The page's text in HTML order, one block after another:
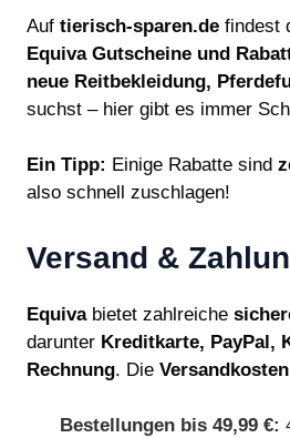
Auf tierisch-sparen.de findest
Equiva Gutscheine und
neue Reitbekleidung,
suchst – hier gibt es immer
Ein Tipp: Einige Rabatte sind
also schnell zuschlagen!
Versand &
Equivabietet zahlreiche
darunter Kreditkarte, PayPal,
Rechnung. Die Versandkosten
Bestellungen bis 49,99 €: